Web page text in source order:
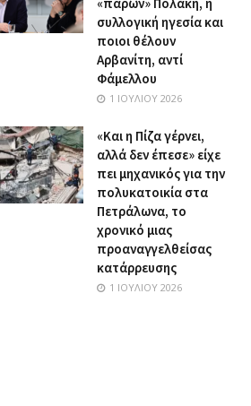
συλλογική ηγεσία και
ποιοι θέλουν
Αρβανίτη, αντί
Φάμελλου
1 ΙΟΥΛΊΟΥ 2026
«Και η Πίζα γέρνει,
αλλά δεν έπεσε» είχε
πει μηχανικός για την
πολυκατοικία στα
Πετράλωνα, το
χρονικό μιας
προαναγγελθείσας
κατάρρευσης
1 ΙΟΥΛΊΟΥ 2026